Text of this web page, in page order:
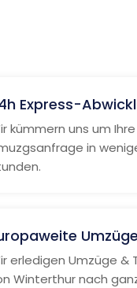
Express-
kümmern uns um Ihre
in
Umzüge
erledigen Umzüge &
Winterthur nach